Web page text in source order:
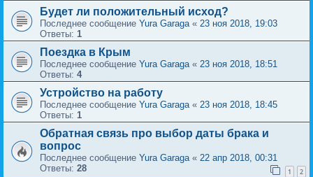
Будет ли положительный исход?
Последнее сообщение Yura Garaga« 23 ноя 2018, 19:03
Ответы: 1
Поездка в Крым
Последнее сообщение Yura Garaga« 23 ноя 2018, 18:51
Ответы: 4
Устройство на работу
Последнее сообщение Yura Garaga« 23 ноя 2018, 18:45
Ответы: 1
Обратная связь про выбор даты брака и
вопрос
Последнее сообщение Yura Garaga« 22 апр 2018, 00:31
Ответы: 28 1 2